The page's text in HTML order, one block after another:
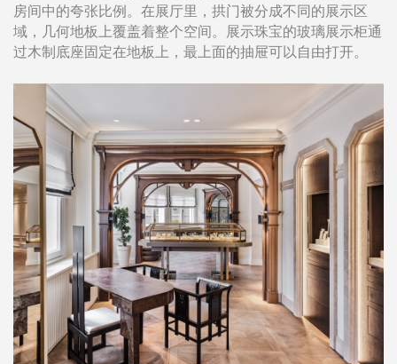
房间中的夸张比例。在展厅里，拱门被分成不同的展示区
域，几何地板上覆盖着整个空间。展示珠宝的玻璃展示柜通
过木制底座固定在地板上，最上面的抽屉可以自由打开。